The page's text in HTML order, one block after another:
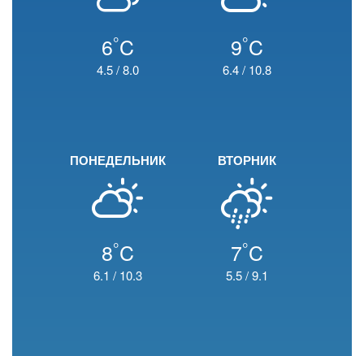
6°C
4.5/8.0
9°C
6.4/ 10.8
ПОНЕДЕЛЬНИК
8°C
6.1 / 10.3
ВТОРНИК
7°C
5.5/9.1